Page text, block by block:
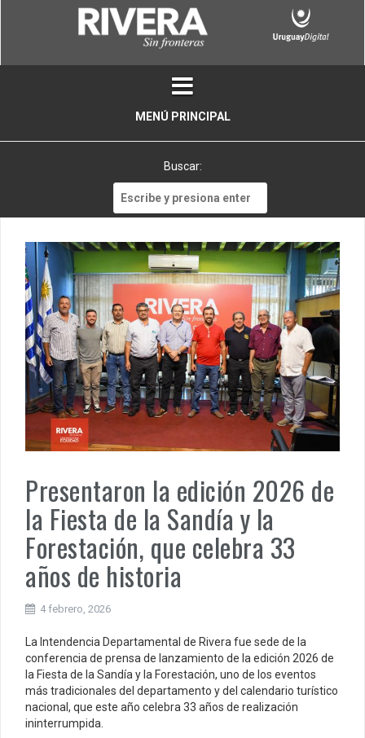
MENÚ PRINCIPAL
Buscar:
Presentaron la edición 2026 de
la Fiesta de la Sandía y la
Forestación, que celebra 33
años de historia
4 febrero, 2026
La Intendencia Departamental de Rivera fue sede de la
conferencia de prensa de lanzamiento de la edición 2026 de
la Fiesta de la Sandía y la Forestación, uno de los eventos
más tradicionales del departamento y del calendario turístico
nacional, que este año celebra 33 años de realización
ininterrumpida.